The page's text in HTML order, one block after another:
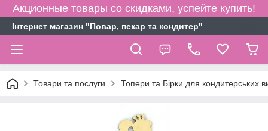
Акционные товары со скидками, успейте купить!
Інтернет магазин "Повар, пекар та кондитер"
Товари та послуги Топери та Бірки для кондитерських